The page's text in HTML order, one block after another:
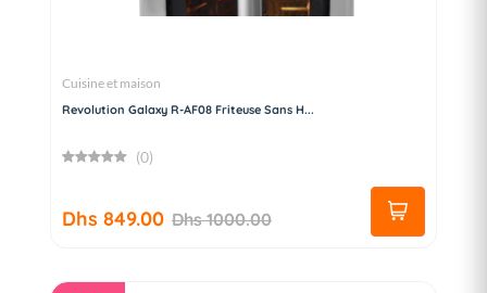
Cuisine et maison
Revolution Galaxy R-AF08 Friteuse Sans H...
(0)
Dhs 849.00 Dhs 1000.00